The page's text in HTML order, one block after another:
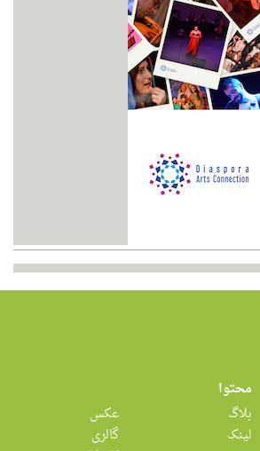
محتوا
بلاگ
لینک
عکس
گالری